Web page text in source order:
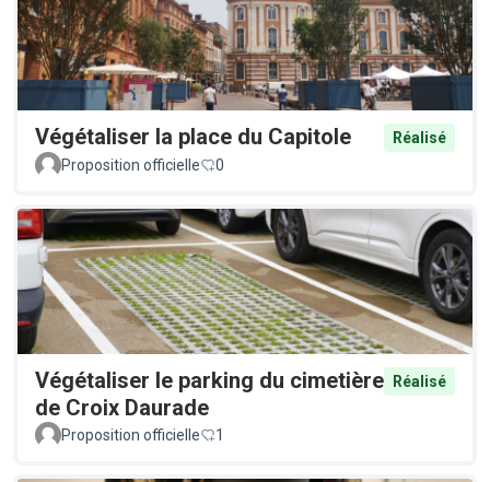
Végétaliser la place du Capitole
Réalisé
Proposition officielle
0
Végétaliser le parking du cimetière
de Croix Daurade
Réalisé
Proposition officielle 1